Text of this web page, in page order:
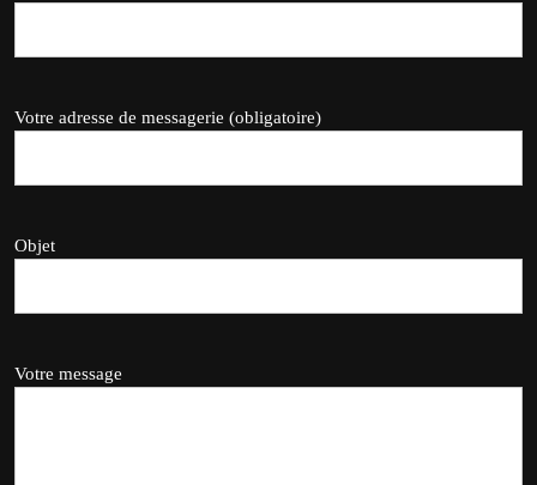
Votre adresse de messagerie (obligatoire)
Objet
Votre message